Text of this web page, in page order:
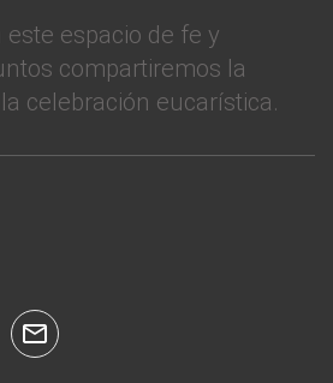
espacio de fe y
compartiremos la
celebración eucarística.